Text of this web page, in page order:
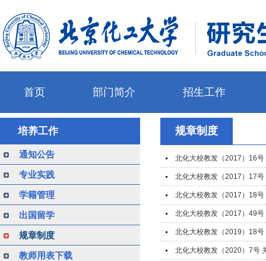
首页 部门简介 招生工作
培养工作
通知公告
专业实践
学籍管理
出国留学
规章制度
教师用表下载
规章制度
北化大校教发（2017）16
北化大校教发（2017）17
北化大校教发（2017）18
北化大校教发（2017）49
北化大校教发（2019）18
北化大校教发（2020）7号